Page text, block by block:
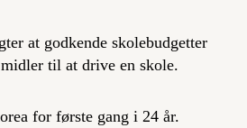
at godkende skolebudgetter
til at drive en skole.
for første gang i 24 år.